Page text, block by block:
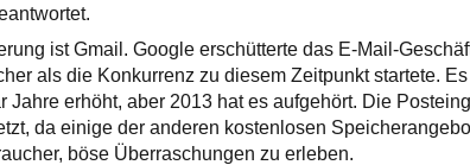
ist Gmail. Google erschütterte das E-Mail-
als die Konkurrenz zu diesem Zeitpunkt startete.
Jahre erhöht, aber 2013 hat es aufgehört. Die
da einige der anderen kostenlosen
böse Überraschungen zu erleben.